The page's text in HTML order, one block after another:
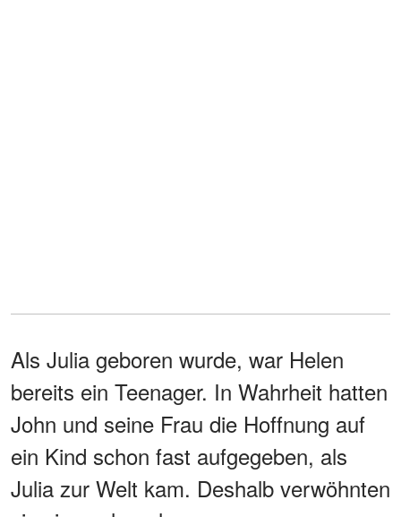
Als Julia geboren wurde, war Helen
bereits ein Teenager. In Wahrheit hatten
John und seine Frau die Hoffnung auf
ein Kind schon fast aufgegeben, als
Julia zur Welt kam. Deshalb verwöhnten